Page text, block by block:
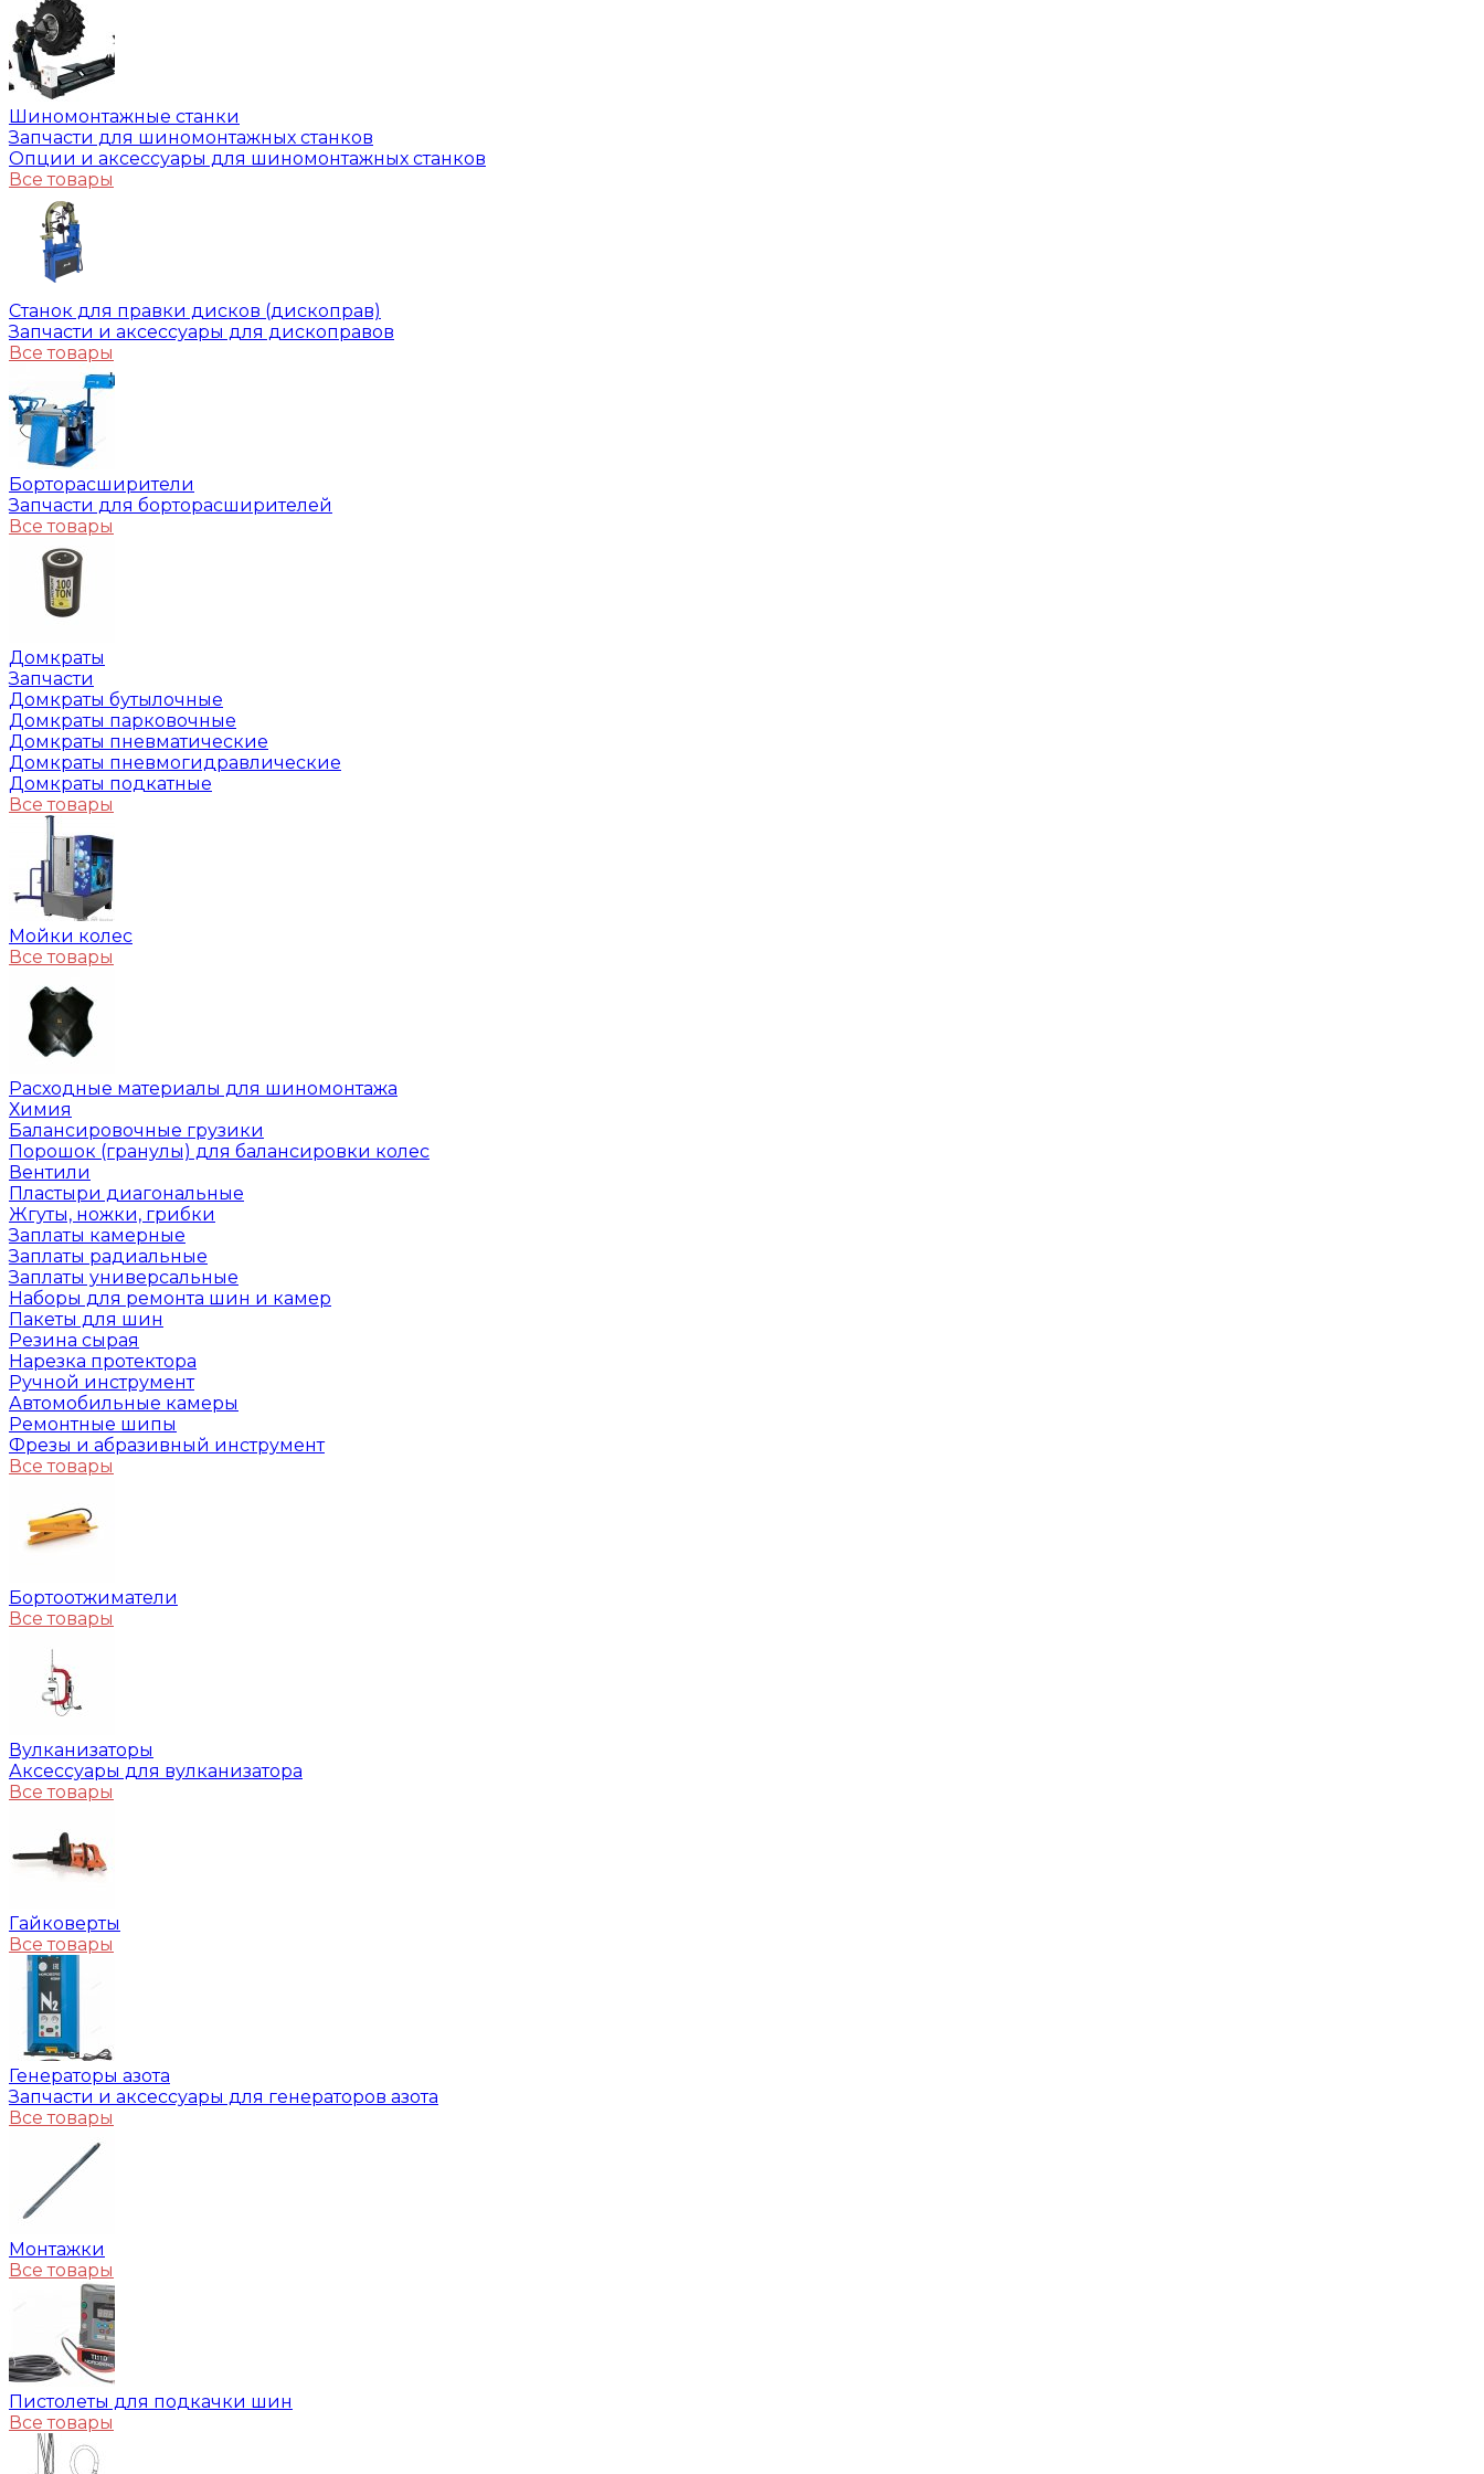
Шиномонтажные станки
Запчасти для шиномонтажных станков
Опции и аксессуары для шиномонтажных станков
Все товары
Станок для правки дисков (дископрав)
Запчасти и аксессуары для дископравов
Все товары
Борторасширители
Запчасти для борторасширителей
Все товары
Домкраты
Запчасти
Домкраты бутылочные
Домкраты парковочные
Домкраты пневматические
Домкраты пневмогидравлические
Домкраты подкатные
Все товары
Мойки колес
Все товары
Расходные материалы для шиномонтажа
Химия
Балансировочные грузики
Порошок (гранулы) для балансировки колес
Вентили
Пластыри диагональные
Жгуты, ножки, грибки
Заплаты камерные
Заплаты радиальные
Заплаты универсальные
Наборы для ремонта шин и камер
Пакеты для шин
Резина сырая
Нарезка протектора
Ручной инструмент
Автомобильные камеры
Ремонтные шипы
Фрезы и абразивный инструмент
Все товары
Бортоотжиматели
Все товары
Вулканизаторы
Аксессуары для вулканизатора
Все товары
Гайковерты
Все товары
Генераторы азота
Запчасти и аксессуары для генераторов азота
Все товары
Монтажки
Все товары
Пистолеты для подкачки шин
Все товары